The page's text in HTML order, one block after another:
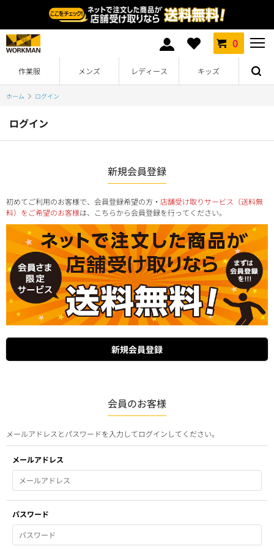
0
作業服 メンズ レディース キッズ
ホーム ログイン
ログイン
新規会員登録
初めてご利用のお客様で、会員登録希望の方・ 店舗受け取りサービス（送料無
料）をご希望のお客様は、こちらから会員登録を行ってください。
会員のお客様
メールアドレスとパスワードを入力してログインしてください。
メールアドレス
パスワード